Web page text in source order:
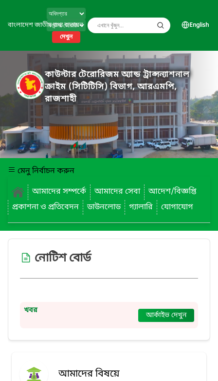
বাংলাদেশ জাতীয় তথ্য বাতায়ন
দেখুন
English
কাউন্টার টেরোরিজম অ্যান্ড ট্রান্সন্যাশনাল
ক্রাইম (সিটিটিসি) বিভাগ, আরএমপি,
রাজশাহী
মেনু নির্বাচন করুন
আমাদের সম্পর্কে
আমাদের সেবা
আদেশ/বিজ্ঞপ্তি
প্রকাশনা ও প্রতিবেদন
ডাউনলোড গ্যালারি যোগাযোগ
নোটিশ বোর্ড
খবর আর্কাইভ দেখুন
আমাদের বিষয়ে